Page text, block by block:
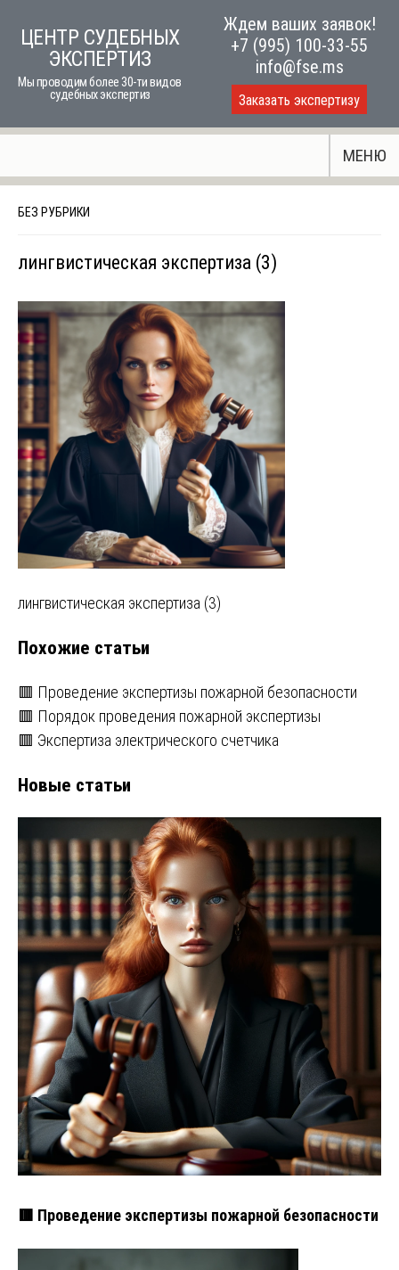
ЦЕНТР СУДЕБНЫХ
ЭКСПЕРТИЗ
Мы проводим более 30-ти видов
судебных экспертиз
Ждем ваших заявок!
+7 (995) 100-33-55
info@fse.ms
Заказать экспертизу
МЕНЮ
БЕЗ РУБРИКИ
лингвистическая экспертиза (3)
Навигация
по
записям
лингвистическая экспертиза (3)
Похожие статьи
🟥 Проведение экспертизы пожарной безопасности
🟥 Порядок проведения пожарной экспертизы
🟥 Экспертиза электрического счетчика
Новые статьи
🟥 Проведение экспертизы пожарной безопасности